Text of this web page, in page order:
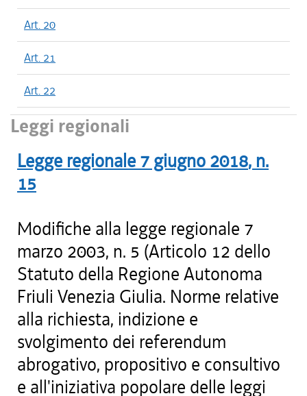
Art. 20
Art. 21
Art. 22
Leggi regionali
Legge regionale 7 giugno 2018, n.
15
Modifiche alla legge regionale 7
marzo 2003, n. 5 (Articolo 12 dello
Statuto della Regione Autonoma
Friuli Venezia Giulia. Norme relative
alla richiesta, indizione e
svolgimento dei referendum
abrogativo, propositivo e consultivo
e all'iniziativa popolare delle leggi